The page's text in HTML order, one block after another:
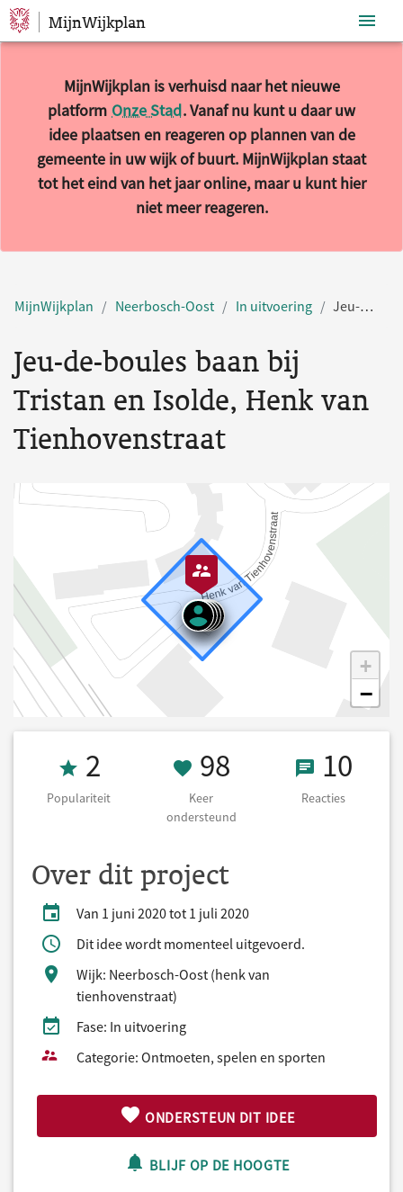
Sla navigatie over
MijnWijkplan
MijnWijkplan is verhuisd naar het nieuwe
platform Onze Stad. Vanaf nu kunt u daar uw
idee plaatsen en reageren op plannen van de
gemeente in uw wijk of buurt. MijnWijkplan staat
tot het eind van het jaar online, maar u kunt hier
niet meer reageren.
MijnWijkplan Neerbosch-Oost In uitvoering Jeu-de-boules baan bij Tristan en Isolde, Henk van Tienhovenstraat
Jeu-de-boules baan bij
Tristan en Isolde, Henk van
Tienhovenstraat
+
−
Populariteit 2
2
Populariteit
98 Keer
98
Keer
ondersteund
1010
Reacties
Over dit project
Van 1 juni 2020 tot 1 juli 2020
Dit idee wordt momenteel uitgevoerd.
Wijk: Neerbosch-Oost (henk van
tienhovenstraat)
Fase: In uitvoering
Categorie: Ontmoeten, spelen en sporten
ONDERSTEUN DIT IDEE
BLIJF OP DE HOOGTE